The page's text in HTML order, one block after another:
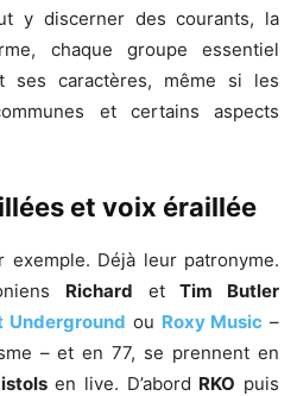
y discerner des courants, la
chaque groupe essentiel
ses caractères, même si les
et certains aspects
et voix éraillée
exemple. Déjà leur patronyme.
Richard etTim Butler
Underground ou Roxy Music –
– et en 77, se prennent en
en live. D’abord RKO puis